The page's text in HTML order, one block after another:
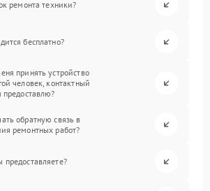
ремонта техники?
бесплатно?
принять устройство
человек, контактный
предоставлю?
обратную связь в
ремонтных работ?